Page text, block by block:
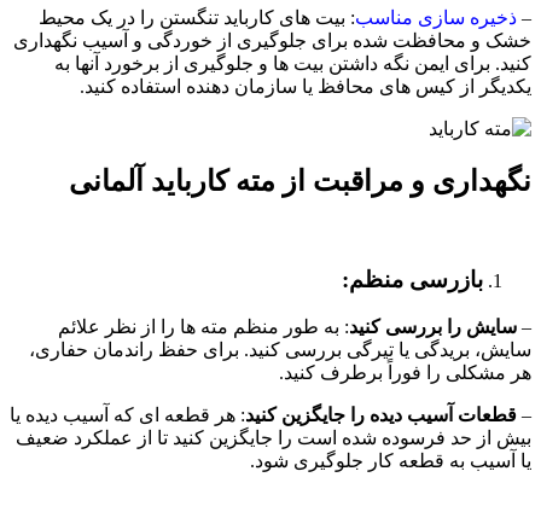
– ذخیره سازی مناسب: بیت های کارباید تنگستن را در یک محیط
خشک و محافظت شده برای جلوگیری از خوردگی و آسیب نگهداری
کنید. برای ایمن نگه داشتن بیت ها و جلوگیری از برخورد آنها به
یکدیگر از کیس های محافظ یا سازمان دهنده استفاده کنید.
نگهداری و مراقبت از مته کارباید آلمانی
بازرسی منظم:
– سایش را بررسی کنید: به طور منظم مته ها را از نظر علائم
سایش، بریدگی یا تیرگی بررسی کنید. برای حفظ راندمان حفاری،
هر مشکلی را فوراً برطرف کنید.
– قطعات آسیب دیده را جایگزین کنید: هر قطعه ای که آسیب دیده یا
بیش از حد فرسوده شده است را جایگزین کنید تا از عملکرد ضعیف
یا آسیب به قطعه کار جلوگیری شود.